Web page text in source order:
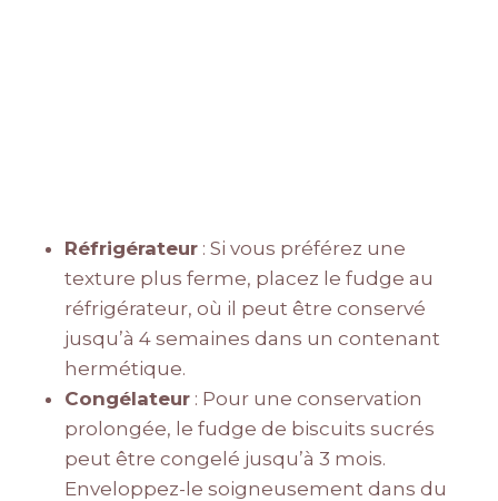
Réfrigérateur : Si vous préférez une
texture plus ferme, placez le fudge au
réfrigérateur, où il peut être conservé
jusqu’à 4 semaines dans un contenant
hermétique.
Congélateur : Pour une conservation
prolongée, le fudge de biscuits sucrés
peut être congelé jusqu’à 3 mois.
Enveloppez-le soigneusement dans du